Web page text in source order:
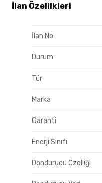
İlan Özellikleri
İlan No
Durum
Tür
Marka
Garanti
Enerji Sınıfı
Dondurucu Özelliği